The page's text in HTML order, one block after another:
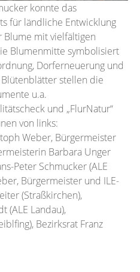
konnte das
für ländliche Entwicklung
mit vielfältigen
Blumenmitte symbolisiert
Dorferneuerung und
stellen die
u.a.
und „FlurNatur“
von links:
Weber, Bürgermeister
Barbara Unger
Peter Schmucker (ALE
Bürgermeister und ILE-
(Straßkirchen),
(ALE Landau),
Bezirksrat Franz